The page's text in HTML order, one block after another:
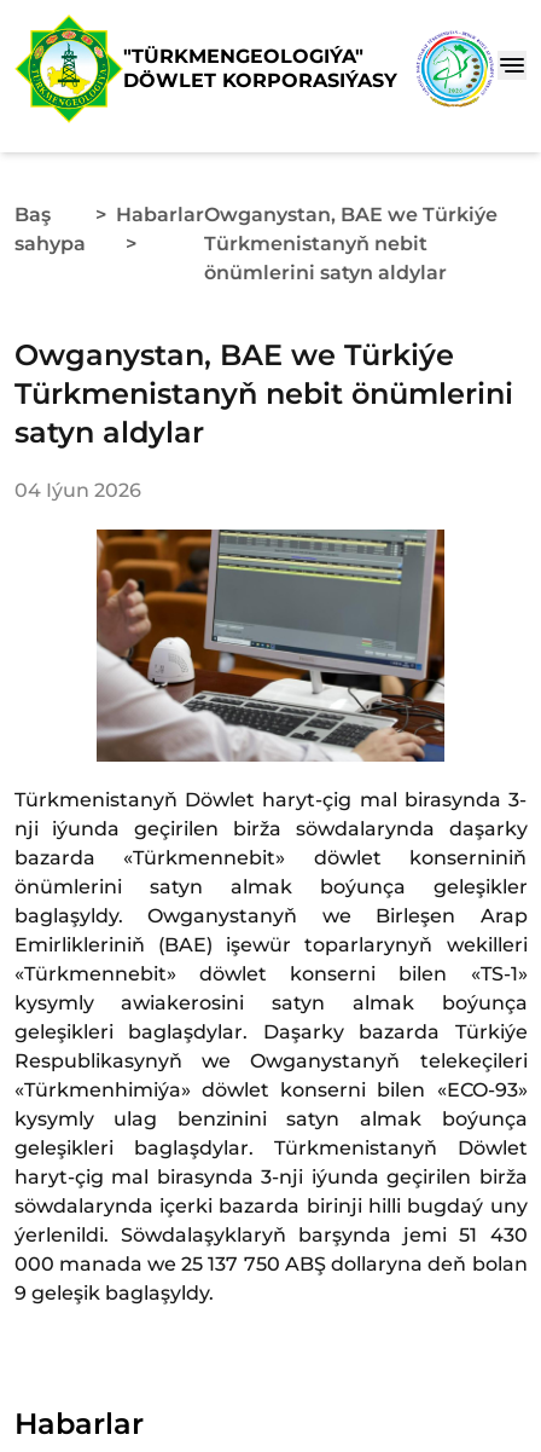
"TÜRKMENGEOLOGIÝA"
DÖWLET KORPORASIÝASY
Baş
sahypa
> Habarlar
>
Owganystan, BAE we Türkiýe
Türkmenistanyň nebit
önümlerini satyn aldylar
Owganystan, BAE we Türkiýe
Türkmenistanyň nebit önümlerini
satyn aldylar
04 Iýun 2026
Türkmenistanyň Döwlet haryt-çig mal birasynda 3-
nji iýunda geçirilen birža söwdalarynda daşarky
bazarda «Türkmennebit» döwlet konserniniň
önümlerini satyn almak boýunça geleşikler
baglaşyldy. Owganystanyň we Birleşen Arap
Emirlikleriniň (BAE) işewür toparlarynyň wekilleri
«Türkmennebit» döwlet konserni bilen «TS-1»
kysymly awiakerosini satyn almak boýunça
geleşikleri baglaşdylar. Daşarky bazarda Türkiýe
Respublikasynyň we Owganystanyň telekeçileri
«Türkmenhimiýa» döwlet konserni bilen «ECO-93»
kysymly ulag benzinini satyn almak boýunça
geleşikleri baglaşdylar. Türkmenistanyň Döwlet
haryt-çig mal birasynda 3-nji iýunda geçirilen birža
söwdalarynda içerki bazarda birinji hilli bugdaý uny
ýerlenildi. Söwdalaşyklaryň barşynda jemi 51 430
000 manada we 25 137 750 ABŞ dollaryna deň bolan
9 geleşik baglaşyldy.
Habarlar